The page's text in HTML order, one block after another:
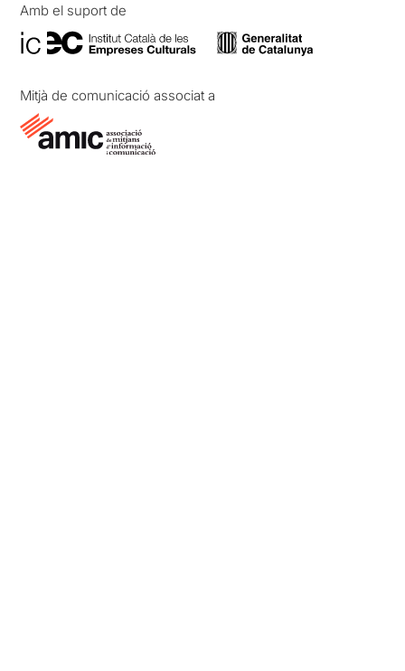
Amb el suport de
Mitjà de comunicació associat a